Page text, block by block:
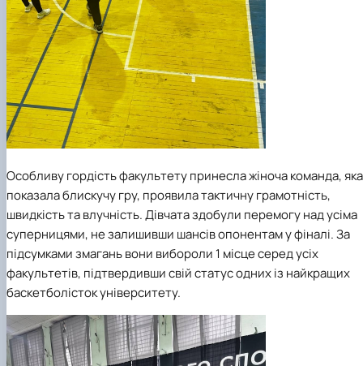
Особливу гордість факультету принесла жіноча команда, яка
показала блискучу гру, проявила тактичну грамотність,
швидкість та влучність. Дівчата здобули перемогу над усіма
суперницями, не залишивши шансів опонентам у фіналі. За
підсумками змагань вони вибороли 1 місце серед усіх
факультетів, підтвердивши свій статус одних із найкращих
баскетболісток університету.